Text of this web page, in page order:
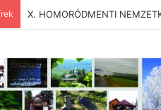
X. HOMORÓDMENTI